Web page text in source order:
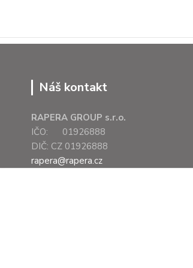
Náš kontakt
RAPERA GROUP s.r.o.
IČO: 01926888
DIČ: CZ 01926888
rapera@rapera.cz